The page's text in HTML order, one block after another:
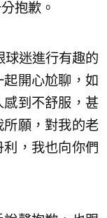
抱歉。
球迷進行有趣的
開心尬聊，如
到不舒服，甚
願，對我的老
，我也向你們